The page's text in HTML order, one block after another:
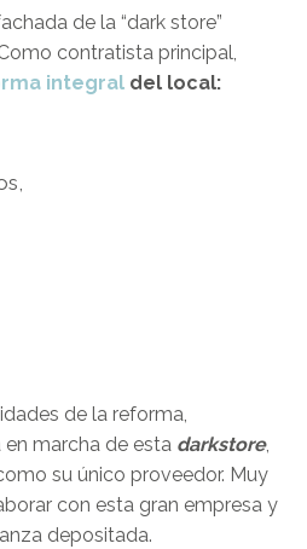
de la “dark store”
contratista principal,
integral del local:
de la reforma,
marcha de esta darkstore,
su único proveedor. Muy
con esta gran empresa y
depositada.